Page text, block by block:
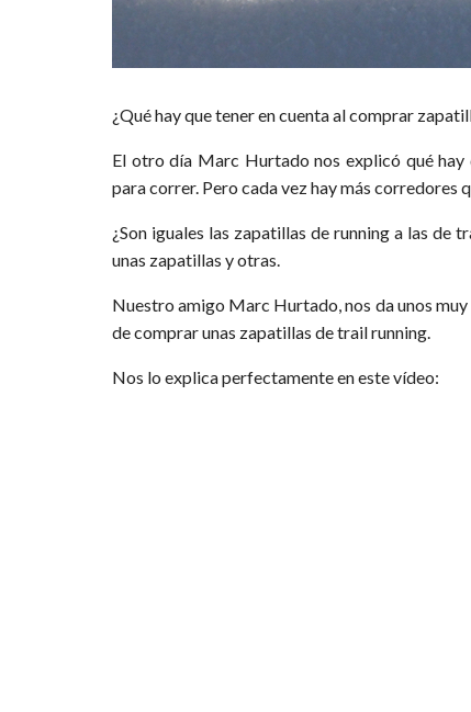
¿Qué hay que tener en cuenta al comprar
El otro día Marc Hurtado nos explicó qué hay
para correr. Pero cada vez hay más corredores
¿Son iguales las zapatillas de running a las de
unas zapatillas y otras.
Nuestro amigo Marc Hurtado, nos da unos
de comprar unas zapatillas de trail running.
Nos lo explica perfectamente en este vídeo: